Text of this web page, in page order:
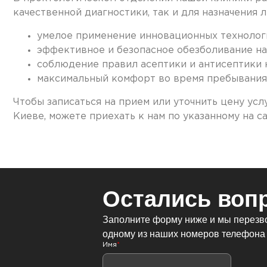
качественной диагностики, так и для
умелое применение инновационных
эффективное и безопасное обезболивание
соблюдение правил асептики и антисептики
максимальный комфорт во время
Чтобы записаться на прием или уточнить цену
Киеве, можете приехать к нам по указанному на
Остались
Заполните форму ниже и мы
одному из наших номеров телефона
Имя*